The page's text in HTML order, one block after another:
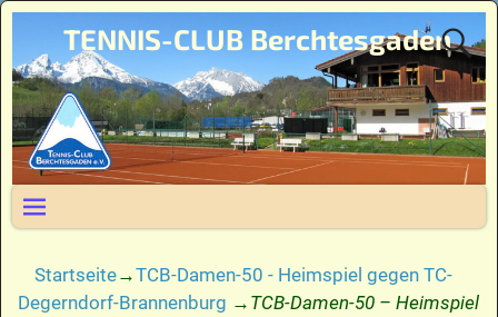
TENNIS-CLUB Berchtesgaden
Startseite→TCB-Damen-50 - Heimspiel gegen TC-
Degerndorf-Brannenburg → TCB-Damen-50 – Heimspiel